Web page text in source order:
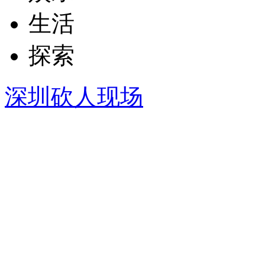
生活
探索
深圳砍人现场